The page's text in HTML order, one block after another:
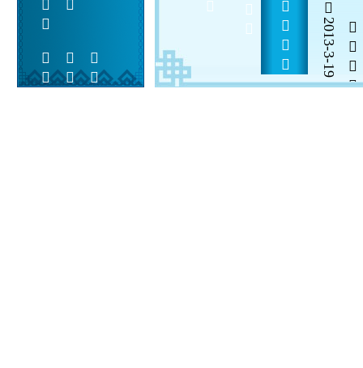
  
2013-3-19